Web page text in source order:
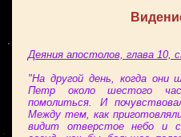
Деяния апостолов, глава 10,
"На другой день, когда они
Петр около шестого
помолиться. И
Между тем, как
видит отверстое небо и